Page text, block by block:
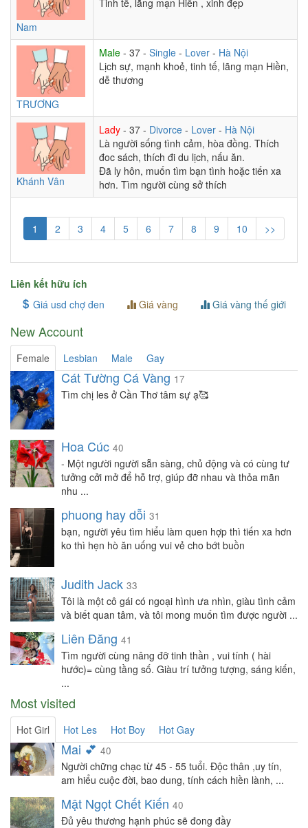
Nam
Tinh tế, lãng mạn Hiền , xinh đẹp
TRƯƠNG
Male - 37 - Single - Lover - Hà Nội
Lịch sự, mạnh khoẻ, tinh tế, lãng mạn Hiền,
dễ thương
Khánh Vân
Lady - 37 - Divorce - Lover - Hà Nội
Là người sống tình cảm, hòa đồng. Thích
đoc sách, thích đi du lịch, nấu ăn.
Đã ly hôn, muốn tìm bạn tình hoặc tiến xa
hơn. Tìm người cùng sở thích
1 2 3 4 5 6 7 8 9 10 >>
Liên kết hữu ích
Giá usd chợ đen
Giá vàng Giá vàng thế giới
New Account
Female Lesbian Male Gay
Cát Tường Cá Vàng 17
Tìm chị les ở Cần Thơ tâm sự ạ🥰
Hoa Cúc 40
- Một người người sẵn sàng, chủ động và có cùng tư
tưởng cởi mở để hỗ trợ, giúp đỡ nhau và thỏa mãn
nhu ...
phuong hay dỗi 31
bạn, người yêu tìm hiểu làm quen hợp thì tiến xa hơn
ko thì hẹn hò ăn uống vui vẻ cho bớt buồn
Judith Jack 33
Tôi là một cô gái có ngoại hình ưa nhìn, giàu tình cảm
và biết quan tâm, và tôi mong muốn tìm được người ...
Liên Đăng 41
Tìm người cùng nâng đỡ tinh thần , vui tính ( hài
hước)= cùng tầng số. Giàu trí tưởng tượng, sáng kiến,
...
Most visited
Hot Girl Hot Les Hot Boy Hot Gay
Mai 💕 40
Người chững chạc từ 45 - 55 tuổi. Độc thân ,uy tín,
am hiểu cuộc đời, bao dung, tính cách hiền lành, ...
Mật Ngọt Chết Kiến 40
Đủ yêu thương hạnh phúc sẽ đong đầy